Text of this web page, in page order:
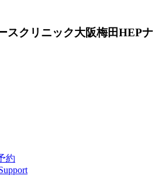
スクリニック大阪梅田HEPナ
約